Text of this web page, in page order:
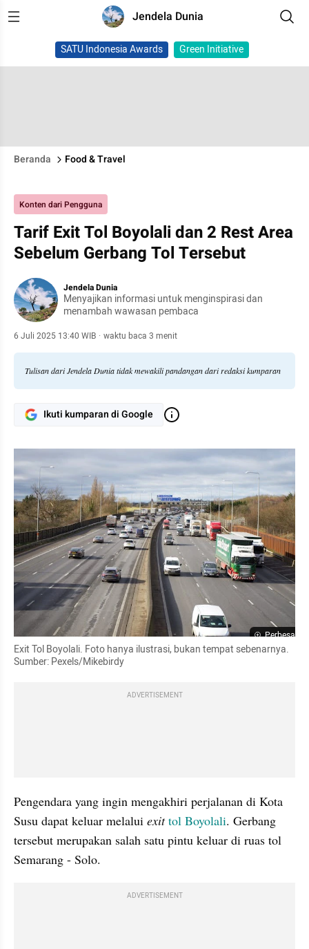
Jendela Dunia
SATU Indonesia Awards Green Initiative
Beranda Food & Travel
Konten dari Pengguna
Tarif Exit Tol Boyolali dan 2 Rest Area
Sebelum Gerbang Tol Tersebut
Jendela Dunia
Menyajikan informasi untuk menginspirasi dan
menambah wawasan pembaca
6 Juli 2025 13:40 WIB · waktu baca 3 menit
Tulisan dari Jendela Dunia tidak mewakili pandangan dari redaksi kumparan
Ikuti kumparan di Google
Perbesar
Exit Tol Boyolali. Foto hanya ilustrasi, bukan tempat sebenarnya.
Sumber: Pexels/Mikebirdy
ADVERTISEMENT
Pengendara yang ingin mengakhiri perjalanan di Kota
Susu dapat keluar melalui exit tol Boyolali. Gerbang
tersebut merupakan salah satu pintu keluar di ruas tol
Semarang - Solo.
ADVERTISEMENT